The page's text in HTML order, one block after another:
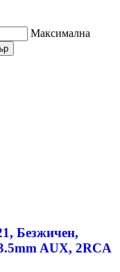
Максимална
Безжичен,
AUX, 2RCA